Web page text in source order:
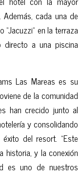
cada una de
en la terraza
directo a una piscina
Las Mareas es su
de la comunidad
han crecido junto al
y consolidando
del resort. “Este
historia, y la conexión
es uno de nuestros